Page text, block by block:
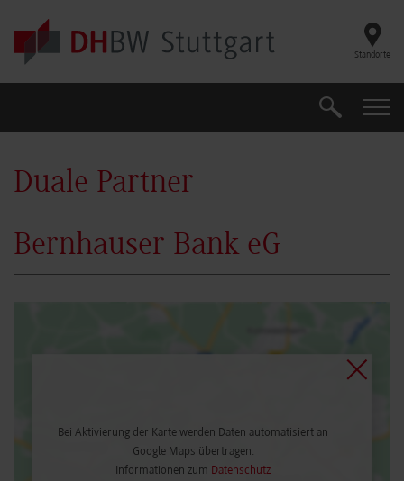
Skip to main content
Standorte
Suche
Duale Partner
Bernhauser Bank eG
Bei Aktivierung der Karte werden Daten automatisiert an
Google Maps übertragen.
Informationen zum Datenschutz